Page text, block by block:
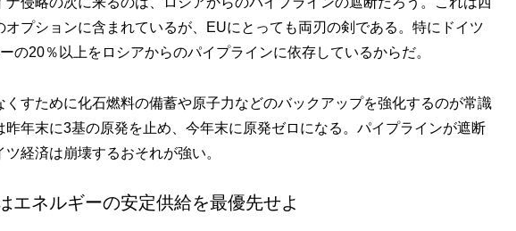
オプションに含まれているが、EUにとっても両刃の剣である。特にドイツ
の20％以上をロシアからのパイプラインに依存しているからだ。
くすために化石燃料の備蓄や原子力などのバックアップを強化するのが常識
昨年末に3基の原発を止め、今年末に原発ゼロになる。パイプラインが遮断
ツ経済は崩壊するおそれが強い。
エネルギーの安定供給を最優先せよ